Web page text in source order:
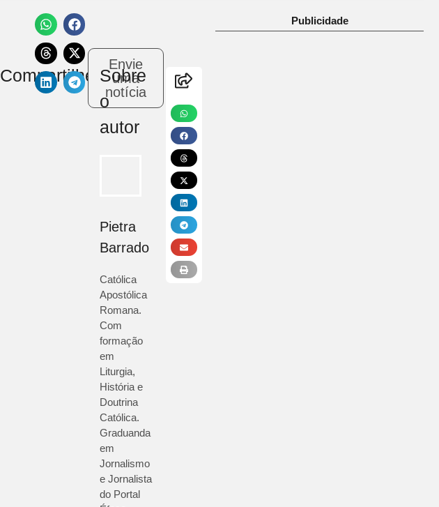
Compartilhe
Envie
uma
notícia
Sobre
o
autor
Pietra
Barrado
Católica
Apostólica
Romana.
Com
formação
em
Liturgia,
História e
Doutrina
Católica.
Graduanda
em
Jornalismo
e Jornalista
do Portal
Publicidade